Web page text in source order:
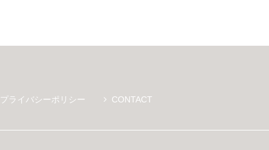
プライバシーポリシー CONTACT